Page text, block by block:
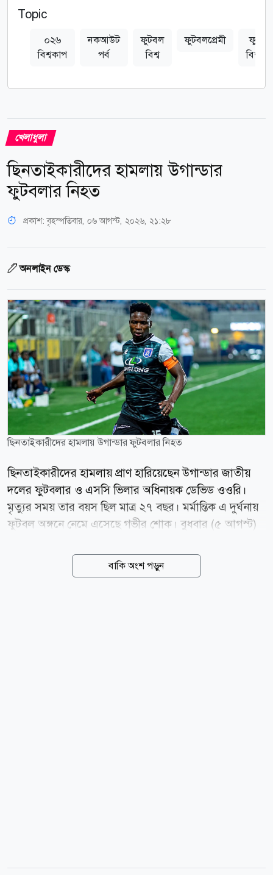
Topic
০২৬
বিশ্বকাপ
নকআউট
পর্ব
ফুটবল
বিশ্ব
ফুটবলপ্রেমী
ফুটবল
খেলাধুলা
ছিনতাইকারীদের হামলায় উগান্ডার
ফুটবলার নিহত
প্রকাশ:বৃহস্পতিবার, ০৬ আগস্ট, ২০২৬, ২১:২৮
অনলাইন ডেস্ক
ছিনতাইকারীদের হামলায় উগান্ডার ফুটবলার নিহত
ছিনতাইকারীদের হামলায় প্রাণ হারিয়েছেন উগান্ডার জাতীয়
দলের ফুটবলার ও এসসি ভিলার অধিনায়ক ডেভিড ওওরি।
মৃত্যুর সময় তার বয়স ছিল মাত্র ২৭ বছর। মর্মান্তিক এ দুর্ঘনায়
ফুটবল অঙ্গনে নেমে এসেছে গভীর শোক। বুধবার (৫ আগস্ট)
মঙ্গলবার রাতে রাজধানী কাম্পালার মাকিন্দিয়ে এলাকায় নিজ
বাড়ির সামনে দুর্বৃত্তদের হামলার শিকার হন তিনি। পুলিশের
বাকি অংশ পড়ুন